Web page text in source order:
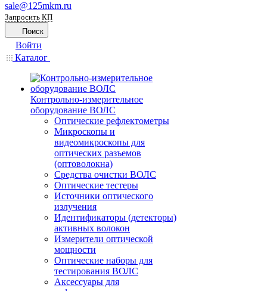
sale@125mkm.ru
Запросить КП
Поиск
Войти
Каталог
Контрольно-измерительное
оборудование ВОЛС
Оптические рефлектометры
Микроскопы и
видеомикроскопы для
оптических разъемов
(оптоволокна)
Средства очистки ВОЛС
Оптические тестеры
Источники оптического
излучения
Идентификаторы (детекторы)
активных волокон
Измерители оптической
мощности
Оптические наборы для
тестирования ВОЛС
Аксессуары для